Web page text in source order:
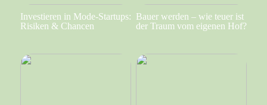
Investieren in Mode-Startups:
Risiken & Chancen
Bauer werden – wie teuer ist
der Traum vom eigenen Hof?